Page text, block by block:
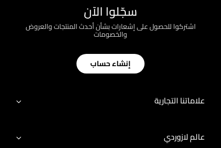
سجّلوا الآن
اشتركوا للحصول على إشعارات بشأن أحدث المنتجات والعروض
والخصومات
إنشاء حساب
علاماتنا التجارية
عالم لازوردي